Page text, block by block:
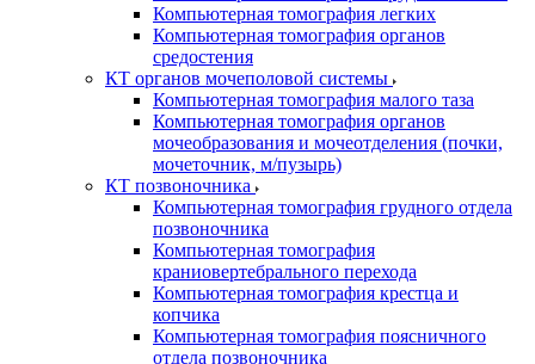
Компьютерная томография легких
Компьютерная томография органов
средостения
КТ органов мочеполовой системы
Компьютерная томография малого таза
Компьютерная томография органов
мочеобразования и мочеотделения (почки,
мочеточник, м/пузырь)
КТ позвоночника
Компьютерная томография грудного отдела
позвоночника
Компьютерная томография
краниовертебрального перехода
Компьютерная томография крестца и
копчика
Компьютерная томография поясничного
отдела позвоночника